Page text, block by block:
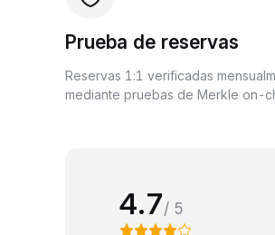
Prueba de reservas
Reservas 1:1 verificadas
mediante pruebas de Merkle on-
4.7/ 5